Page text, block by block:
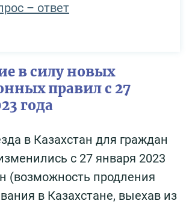
– ответ
в силу новых
правил с 27
года
в Казахстан для граждан
с 27 января 2023
(возможность продления
в Казахстане, выехав из